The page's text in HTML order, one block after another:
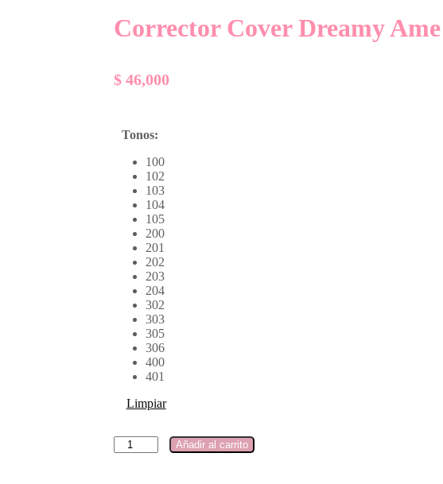
Corrector Cover Dreamy Ame
$46,000
Tonos:
100
102
103
104
105
200
201
202
203
204
302
303
305
306
400
401
Limpiar
Añadir al carrito